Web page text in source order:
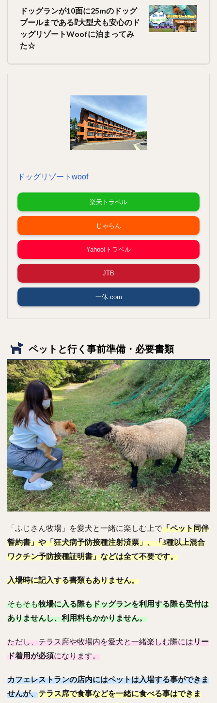
ドッグランが10面に25mのドッグ
プールまである⁉︎大型犬も安心のド
ッグリゾートWoofに泊まってみ
た☆
ドッグリゾートwoof
楽天トラベル
じゃらん
Yahoo!トラベル
JTB
一休.com
ペットと行く事前準備・必要書類
「ふじさん牧場」を愛犬と一緒に楽しむ上で「ペット同伴
誓約書」や「狂犬病予防接種注射済票」、「3種以上混合
ワクチン予防接種証明書」などは全て不要です。
入場時に記入する書類もありません。
そもそも牧場に入る際もドッグランを利用する際も受付は
ありませんし、利用料もかかりません。
ただし、テラス席や牧場内を愛犬と一緒楽しむ際には リー
ド着用が必須になります。
カフェレストランの店内にはペットは入場する事ができま
せんが、テラス席で食事などを一緒に食べる事はできま